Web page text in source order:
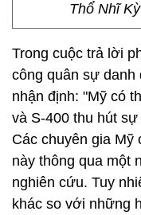
Thổ Nhĩ
Trong cuộc trả lời
công quân sự danh
nhận định: "Mỹ có
và S-400 thu hút
Các chuyên gia Mỹ
này thông qua một
nghiên cứu. Tuy
khác so với những